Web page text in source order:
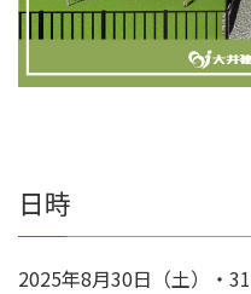
日時
2025年8月30日（土）・